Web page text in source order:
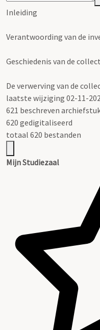
Inleiding
Verantwoording van de
Geschiedenis van de
De verwerving van de
laatste wijziging 02-11-
621 beschreven
620 gedigitaliseerd
totaal 620 bestanden
Mijn Studiezaal